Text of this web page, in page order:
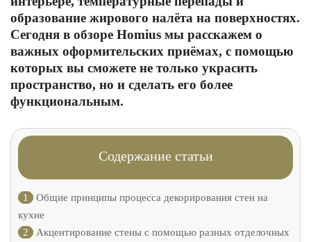
образование жирового налёта на поверхностях.
Сегодня в обзоре Homius мы расскажем о
важных оформительских приёмах, с помощью
которых вы сможете не только украсить
пространство, но и сделать его более
функциональным.
Содержание статьи
1
Общие принципы процесса декорирования стен на
кухне
2
Акцентирование стены с помощью разных отделочных